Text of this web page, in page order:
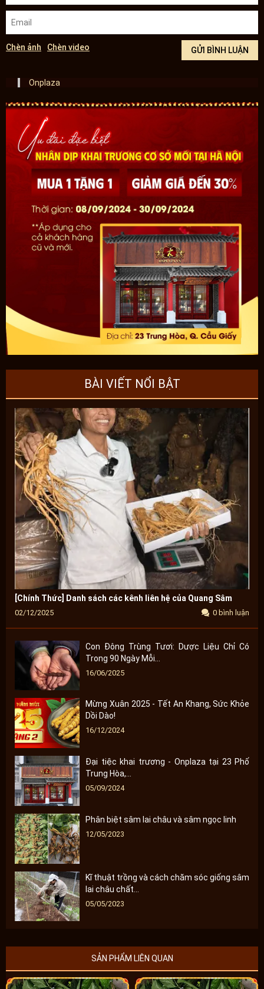
Chèn ảnh Chèn video
Onplaza
BÀI VIẾT NỔI BẬT
[Chính Thức] Danh sách các kênh liên hệ của Quang Sâm
02/12/2025 0 bình luận
Con Đông Trùng Tươi: Dược Liệu Chỉ Có
Trong 90 Ngày Mỗi...
16/06/2025
Mừng Xuân 2025 - Tết An Khang, Sức Khỏe
Dồi Dào!
16/12/2024
Đại tiệc khai trương - Onplaza tại 23 Phố
Trung Hòa,...
05/09/2024
Phân biệt sâm lai châu và sâm ngọc linh
12/05/2023
Kĩ thuật trồng và cách chăm sóc giống sâm
lai châu chất...
05/05/2023
SẢN PHẨM LIÊN QUAN